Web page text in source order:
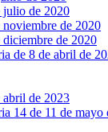
julio de 2020
de 2020
de 2020
de 8 de abril de
abril de 2023
14 de 11 de mayo